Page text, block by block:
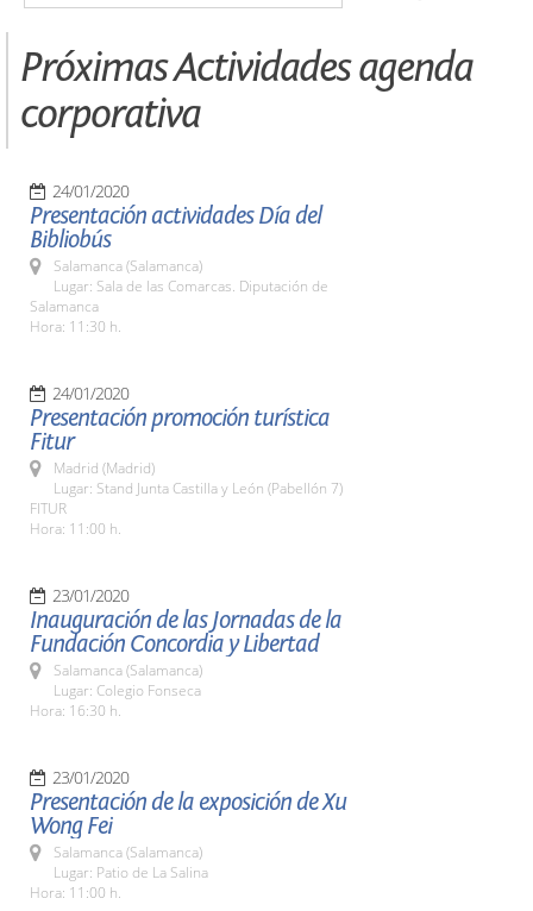
Próximas Actividades agenda
corporativa
24/01/2020
Presentación actividades Día del
Bibliobús
Salamanca (Salamanca)
Lugar: Sala de las Comarcas. Diputación de
Salamanca
Hora: 11:30 h.
24/01/2020
Presentación promoción turística
Fitur
Madrid (Madrid)
Lugar: Stand Junta Castilla y León (Pabellón 7)
FITUR
Hora: 11:00 h.
23/01/2020
Inauguración de las Jornadas de la
Fundación Concordia y Libertad
Salamanca (Salamanca)
Lugar: Colegio Fonseca
Hora: 16:30 h.
23/01/2020
Presentación de la exposición de Xu
Wong Fei
Salamanca (Salamanca)
Lugar: Patio de La Salina
Hora: 11:00 h.